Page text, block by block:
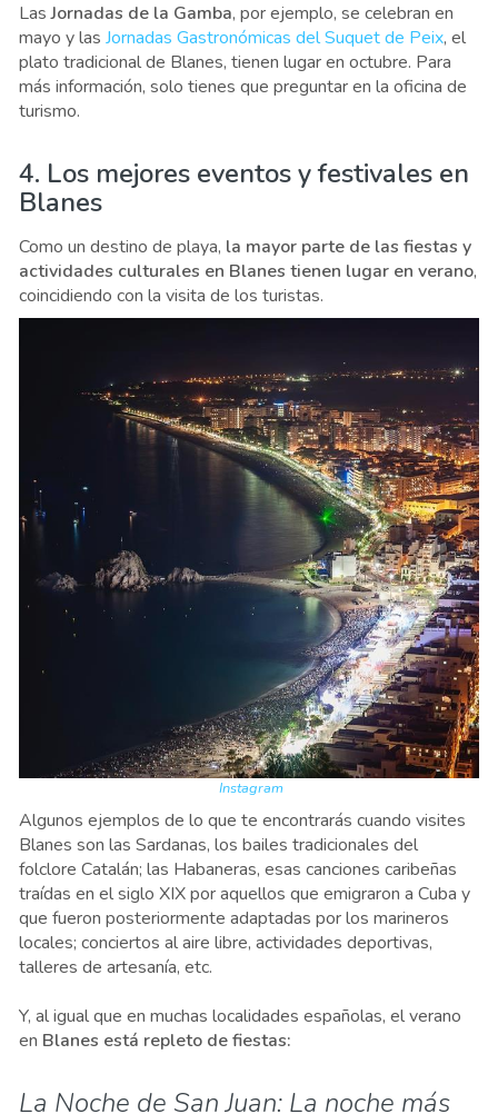
LasJornadas de la Gamba, por ejemplo, se celebran en
mayo y las Jornadas Gastronómicas del Suquet de Peix, el
plato tradicional de Blanes, tienen lugar en octubre. Para
más información, solo tienes que preguntar en la oficina de
turismo.
4. Los mejores eventos y festivales en
Blanes
Como un destino de playa, la mayor parte de las fiestas y
actividades culturales en Blanes tienen lugar en verano,
coincidiendo con la visita de los turistas.
Instagram
Algunos ejemplos de lo que te encontrarás cuando visites
Blanes son las Sardanas, los bailes tradicionales del
folclore Catalán; las Habaneras, esas canciones caribeñas
traídas en el siglo XIX por aquellos que emigraron a Cuba y
que fueron posteriormente adaptadas por los marineros
locales; conciertos al aire libre, actividades deportivas,
talleres de artesanía, etc.
Y, al igual que en muchas localidades españolas, el verano
en Blanes está repleto de fiestas:
La Noche de San Juan: La noche más